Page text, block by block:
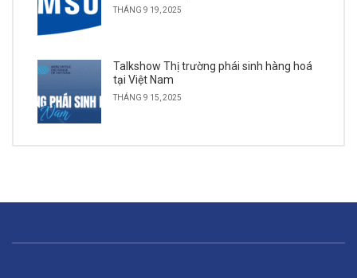
THÁNG 9 19, 2025
Talkshow Thị trường phái sinh hàng hoá
tại Việt Nam
THÁNG 9 15, 2025